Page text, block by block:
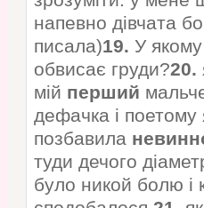
напевно дівчата
писала)19. У якому
обвисає груди?20.
мій перший
дефачка і
позбавила
туди дечого
було никой болю і